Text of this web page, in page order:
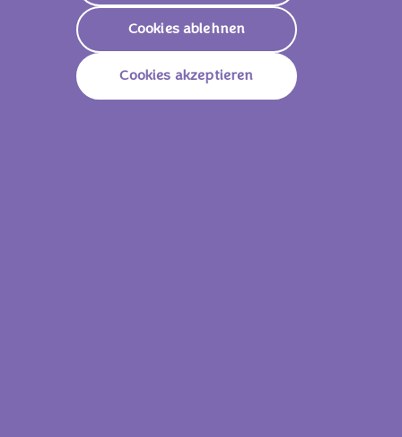
Cookies ablehnen
Cookies akzeptieren